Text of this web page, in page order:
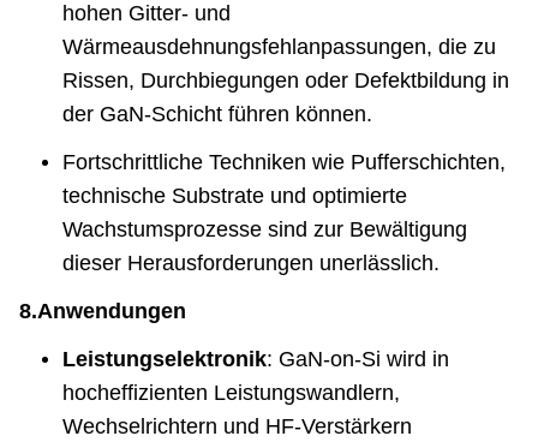
hohen Gitter- und
Wärmeausdehnungsfehlanpassungen, die zu
Rissen, Durchbiegungen oder Defektbildung in
der GaN-Schicht führen können.
Fortschrittliche Techniken wie Pufferschichten,
technische Substrate und optimierte
Wachstumsprozesse sind zur Bewältigung
dieser Herausforderungen unerlässlich.
8.Anwendungen
Leistungselektronik: GaN-on-Si wird in
hocheffizienten Leistungswandlern,
Wechselrichtern und HF-Verstärkern